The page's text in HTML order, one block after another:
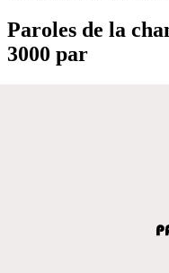
Paroles de la
3000 par